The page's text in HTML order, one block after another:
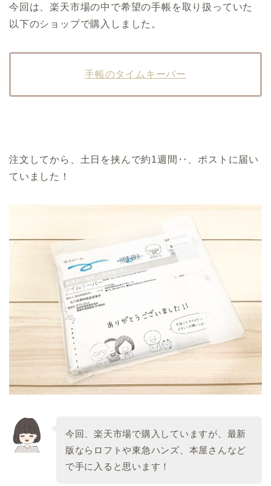
今回は、楽天市場の中で希望の手帳を取り扱っていた
以下のショップで購入しました。
手帳のタイムキーパー
注文してから、土日を挟んで約1週間‥、ポストに届い
ていました！
今回、楽天市場で購入していますが、最新
版ならロフトや東急ハンズ、本屋さんなど
で手に入ると思います！